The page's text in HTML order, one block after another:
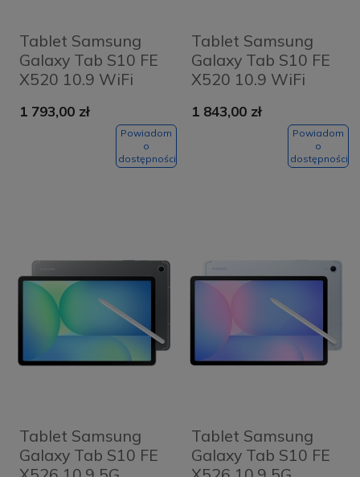
Tablet Samsung
Galaxy Tab S10 FE
X520 10.9 WiFi
Grafitowy -
1 793,00 zł
Powiadom
o
dostępności
Tablet Samsung
Galaxy Tab S10 FE
X520 10.9 WiFi
Jasnoniebieski -
1 843,00 zł
Powiadom
o
dostępności
Tablet Samsung
Galaxy Tab S10 FE
Tablet Samsung
Galaxy Tab S10 FE